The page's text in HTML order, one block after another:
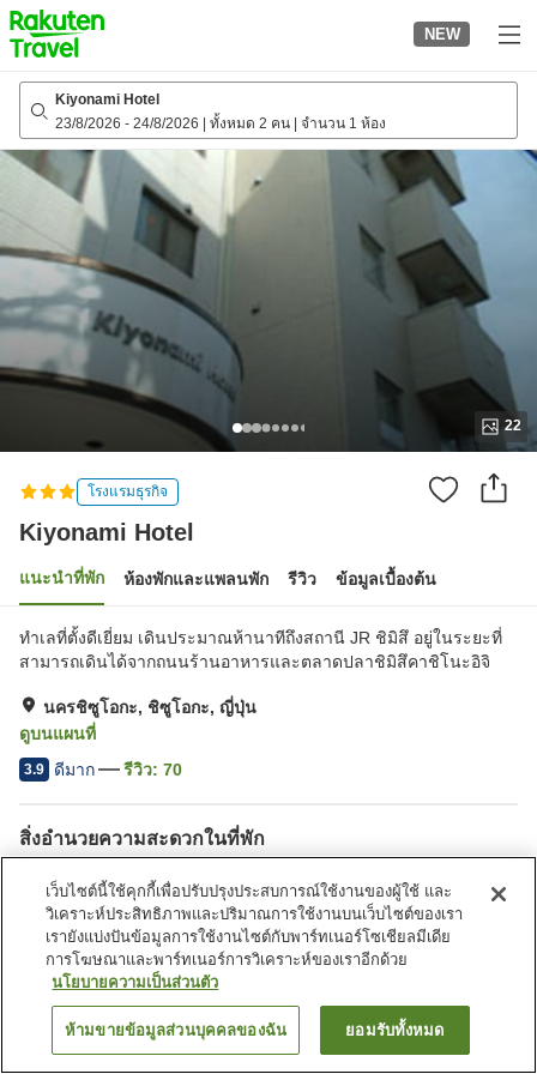
to
top
page
NEW
Kiyonami Hotel
23/8/2026 - 24/8/2026 ทั้งหมด 2 คน จำนวน 1 ห้อง
22
โรงแรมธุรกิจ
Kiyonami Hotel
แนะนำที่พัก ห้องพักและแพลนพัก รีวิว ข้อมูลเบื้องต้น
ทำเลที่ตั้งดีเยี่ยม เดินประมาณห้านาทีถึงสถานี JR ชิมิสึ อยู่ในระยะที่
สามารถเดินได้จากถนนร้านอาหารและตลาดปลาชิมิสึคาชิโนะอิจิ
นครชิซูโอกะ, ชิซูโอกะ, ญี่ปุ่น
ดูบนแผนที่
3.9 ดีมาก รีวิว: 70
สิ่งอำนวยความสะดวกในที่พัก
ตู้จำหน่ายอัตโนมัติ
บริการซักผ้า (มีค่าบริการ)
หน้าแรก ญี่ปุ่น ชิซูโอกะ นครชิซูโอกะ Kiyonami Hotel
ค้นหาห้องพัก
เว็บไซต์นี้ใช้คุกกี้เพื่อปรับปรุงประสบการณ์ใช้งานของผู้ใช้ และ
วิเคราะห์ประสิทธิภาพและปริมาณการใช้งานบนเว็บไซต์ของเรา
เรายังแบ่งปันข้อมูลการใช้งานไซต์กับพาร์ทเนอร์โซเชียลมีเดีย
การโฆษณาและพาร์ทเนอร์การวิเคราะห์ของเราอีกด้วย
นโยบายความเป็นส่วนตัว
ห้ามขายข้อมูลส่วนบุคคลของฉัน ยอมรับทั้งหมด